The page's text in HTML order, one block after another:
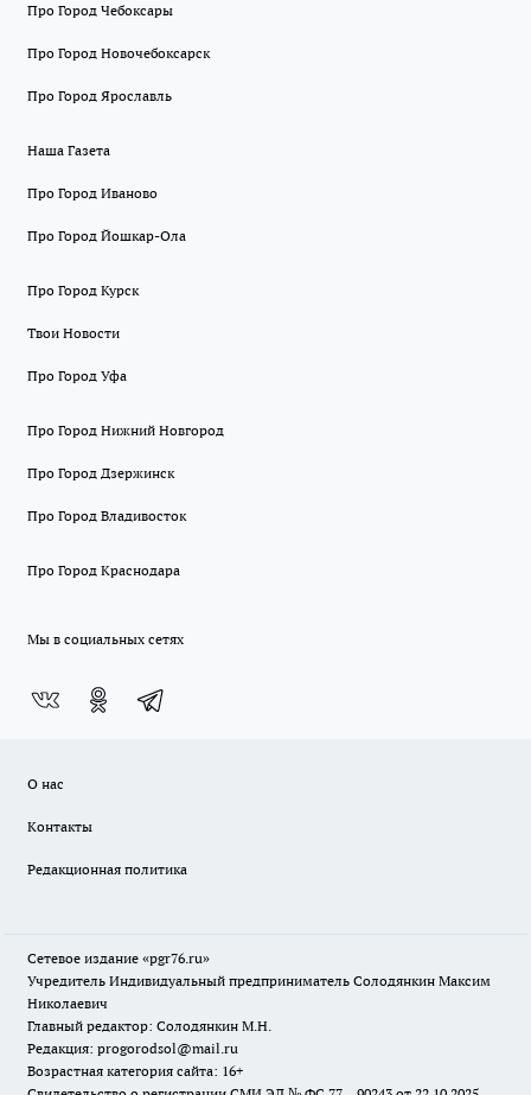
Про Город Чебоксары
Про Город Новочебоксарск
Про Город Ярославль
Наша Газета
Про Город Иваново
Про Город Йошкар-Ола
Про Город Курск
Твои Новости
Про Город Уфа
Про Город Нижний Новгород
Про Город Дзержинск
Про Город Владивосток
Про Город Краснодара
Мы в социальных сетях
О нас
Контакты
Редакционная политика
Сетевое издание «pgr76.ru»
Учредитель Индивидуальный предприниматель Солодянкин Максим
Николаевич
Главный редактор: Солодянкин М.Н.
Редакция: progorodsol@mail.ru
Возрастная категория сайта: 16+